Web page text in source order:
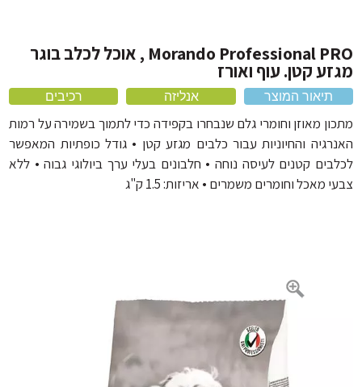
אוכל לכלבים 20 קילו
מלונה לכלב
מחסום פה לכלב
אביזרים נוספים
מברשת שיניים לכלב
מוצרי הדברה
Morando Professional PRO , אוכל לכלב בוגר
קטן. עוף ואורז
תיאור המוצר אנליזה רכיבים
מאוזן וחומרי גלם שנבחרו בקפידה כדי לתמוך בשמירה על רמות
והחיוניות עבור כלבים מגזע קטן • גודל כופתיות המאפשר
קטנים לעיסה נוחה • חלבונים בעלי ערך ביולוגי גבוה • ללא
מאכל וחומרים משמרים • אריזות: 1.5 ק"ג